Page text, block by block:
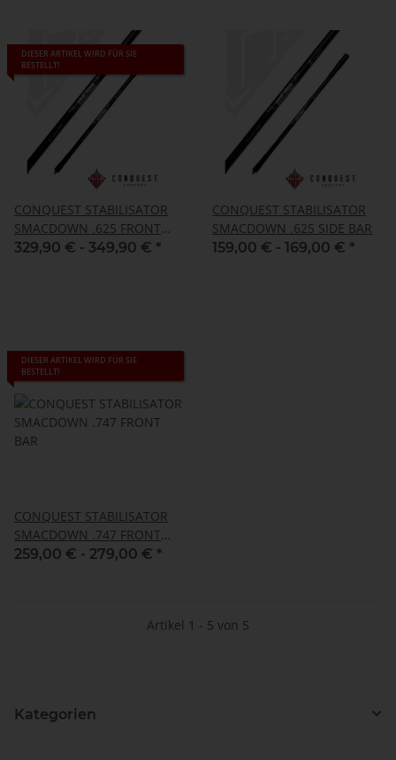
DIESER ARTIKEL WIRD FÜR SIE
BESTELLT!
CONQUEST STABILISATOR
SMACDOWN .625 FRONT
BAR
329,90 € - 349,90 € *
CONQUEST STABILISATOR
SMACDOWN .625 SIDE BAR
159,00 € - 169,00 € *
DIESER ARTIKEL WIRD FÜR SIE
BESTELLT!
CONQUEST STABILISATOR
SMACDOWN .747 FRONT
BAR
259,00 € - 279,00 € *
Artikel 1 - 5 von 5
Kategorien